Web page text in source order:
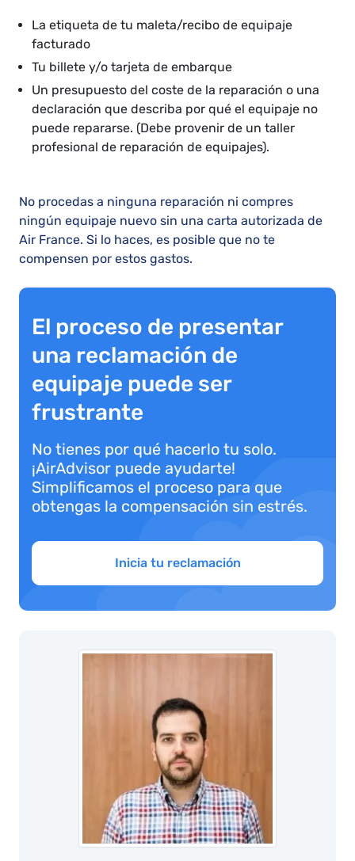
La etiqueta de tu maleta/recibo de equipaje
facturado
Tu billete y/o tarjeta de embarque
Un presupuesto del coste de la reparación o una
declaración que describa por qué el equipaje no
puede repararse. (Debe provenir de un taller
profesional de reparación de equipajes).
No procedas a ninguna reparación ni compres
ningún equipaje nuevo sin una carta autorizada de
Air France. Si lo haces, es posible que no te
compensen por estos gastos.
El proceso de presentar
una reclamación de
equipaje puede ser
frustrante
No tienes por qué hacerlo tu solo.
¡AirAdvisor puede ayudarte!
Simplificamos el proceso para que
obtengas la compensación sin estrés.
Inicia tu reclamación